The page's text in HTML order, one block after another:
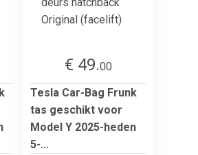
€ 49.00
Tesla Car-Bag Frunk
tas geschikt voor
Model Y 2025-heden
5-...